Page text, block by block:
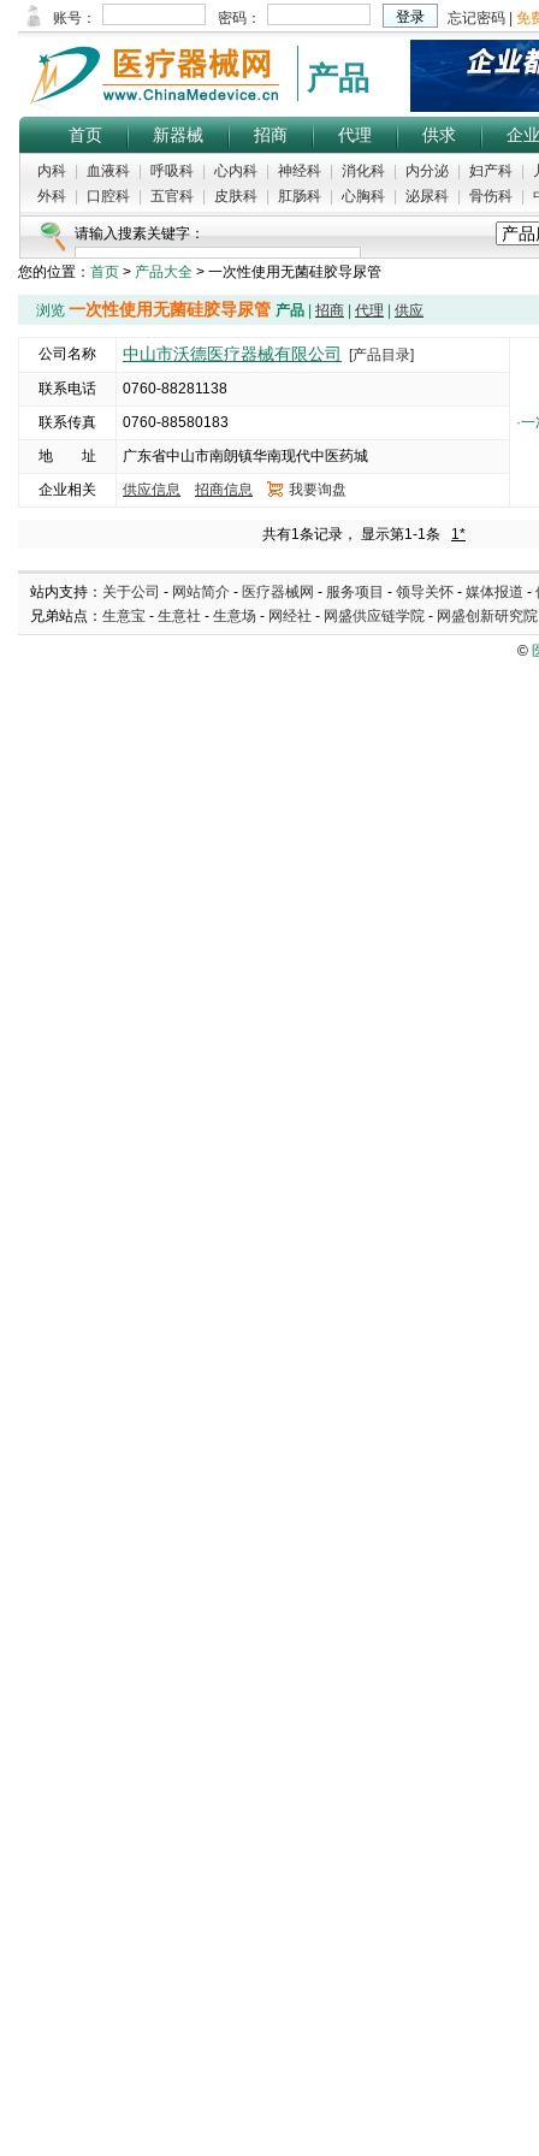
产品
首页 新器械 招商 代理 供求 企业
内科 血液科 呼吸科 心内科 神经科 消化科 内分泌 妇产科
外科
口腔科 五官科 皮肤科 肛肠科 心胸科 泌尿科 骨伤科
请输入搜素关键字：
您的位置： 首页 > 产品大全 > 一次性使用无菌硅胶导尿管
浏览 一次性使用无菌硅胶导尿管 产品 招商 代理 供应
公司名称 中山市沃德医疗器械有限公司 [产品目录]
·一
联系电话
0760-88281138
联系传真
0760-88580183
地 址
广东省中山市南朗镇华南现代中医药城
企业相关
供应信息 招商信息 我要询盘
共有1条记录， 显示第1-1条 1*
站内支持： 关于公司 - 网站简介 - 医疗器械网 - 服务项目 - 领导关怀 - 媒体报道 -
兄弟站点： 生意宝 - 生意社 - 生意场 - 网经社 - 网盛供应链学院 - 网盛创新研究院
©